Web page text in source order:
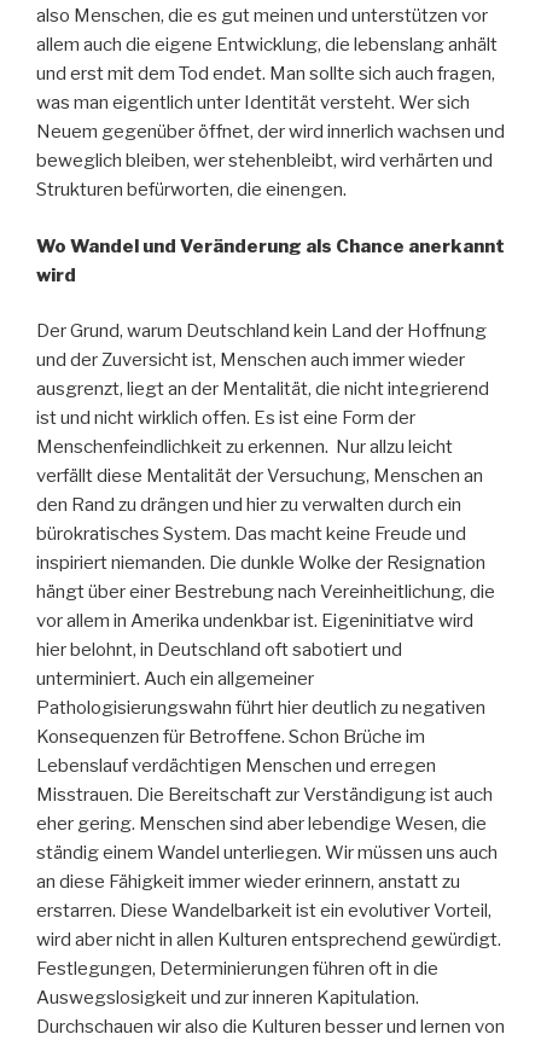
also Menschen, die es gut meinen und unterstützen vor
allem auch die eigene Entwicklung, die lebenslang anhält
und erst mit dem Tod endet. Man sollte sich auch fragen,
was man eigentlich unter Identität versteht. Wer sich
Neuem gegenüber öffnet, der wird innerlich wachsen und
beweglich bleiben, wer stehenbleibt, wird verhärten und
Strukturen befürworten, die einengen.
Wo Wandel und Veränderung als Chance anerkannt
wird
Der Grund, warum Deutschland kein Land der Hoffnung
und der Zuversicht ist, Menschen auch immer wieder
ausgrenzt, liegt an der Mentalität, die nicht integrierend
ist und nicht wirklich offen. Es ist eine Form der
Menschenfeindlichkeit zu erkennen. Nur allzu leicht
verfällt diese Mentalität der Versuchung, Menschen an
den Rand zu drängen und hier zu verwalten durch ein
bürokratisches System. Das macht keine Freude und
inspiriert niemanden. Die dunkle Wolke der Resignation
hängt über einer Bestrebung nach Vereinheitlichung, die
vor allem in Amerika undenkbar ist. Eigeninitiatve wird
hier belohnt, in Deutschland oft sabotiert und
unterminiert. Auch ein allgemeiner
Pathologisierungswahn führt hier deutlich zu negativen
Konsequenzen für Betroffene. Schon Brüche im
Lebenslauf verdächtigen Menschen und erregen
Misstrauen. Die Bereitschaft zur Verständigung ist auch
eher gering. Menschen sind aber lebendige Wesen, die
ständig einem Wandel unterliegen. Wir müssen uns auch
an diese Fähigkeit immer wieder erinnern, anstatt zu
erstarren. Diese Wandelbarkeit ist ein evolutiver Vorteil,
wird aber nicht in allen Kulturen entsprechend gewürdigt.
Festlegungen, Determinierungen führen oft in die
Auswegslosigkeit und zur inneren Kapitulation.
Durchschauen wir also die Kulturen besser und lernen von